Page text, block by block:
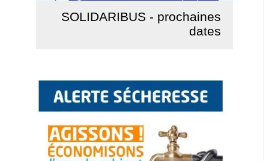
SOLIDARIBUS - prochaines
dates